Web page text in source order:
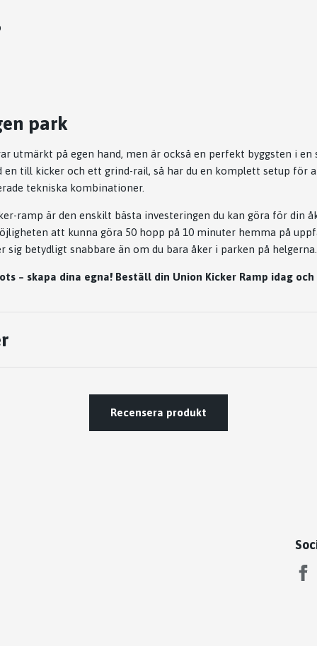
park
utmärkt på egen hand, men är också en perfekt byggsten i
en till kicker och ett grind-rail, så har du en komplett setup för
tekniska kombinationer.
ramp är den enskilt bästa investeringen du kan göra för din
att kunna göra 50 hopp på 10 minuter hemma på
sig betydligt snabbare än om du bara åker i parken på
– skapa dina egna! Beställ din Union Kicker Ramp idag
Recensera produkt